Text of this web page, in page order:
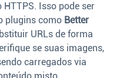
Isso pode ser
plugins como Better
URLs de forma
se suas imagens,
carregados via